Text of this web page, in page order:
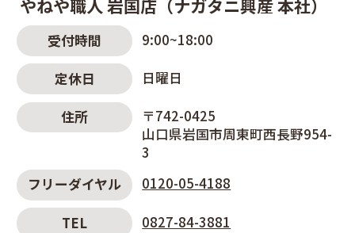
やねや職人 岩国店（ナガタニ興産 本社）
受付時間 9:00~18:00
定休日 日曜日
住所
〒742-0425
山口県岩国市周東町西長野954-
3
フリーダイヤル
0120-05-4188
TEL 0827-84-3881